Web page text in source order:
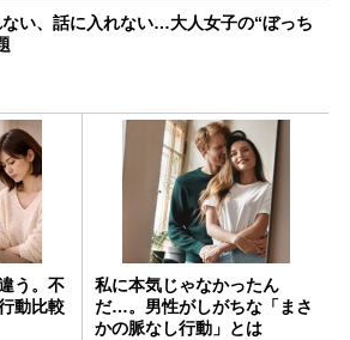
い、話に入れない…大人女子の“ぼっち
う。不
動比較
私に本気じゃなかったん
だ…。男性がしがちな「まさ
かの脈なし行動」とは